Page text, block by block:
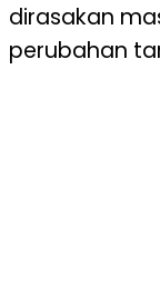
dirasakan
perubahan